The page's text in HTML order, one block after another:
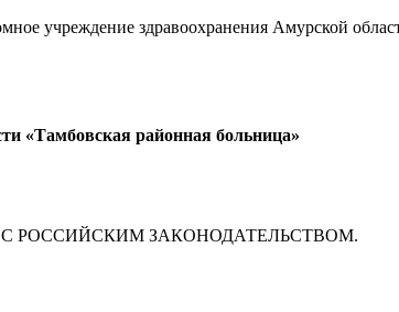
учреждение здравоохранения Амурской
«Тамбовская районная больница»
РОССИЙСКИМ ЗАКОНОДАТЕЛЬСТВОМ.